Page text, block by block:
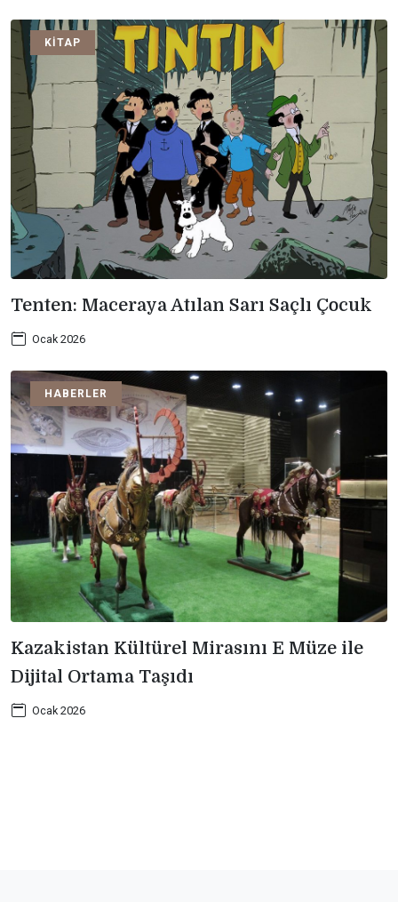
KITAP
Tenten: Maceraya Atılan Sarı Saçlı Çocuk
Ocak 2026
HABERLER
Kazakistan Kültürel Mirasını E Müze ile
Dijital Ortama Taşıdı
Ocak 2026